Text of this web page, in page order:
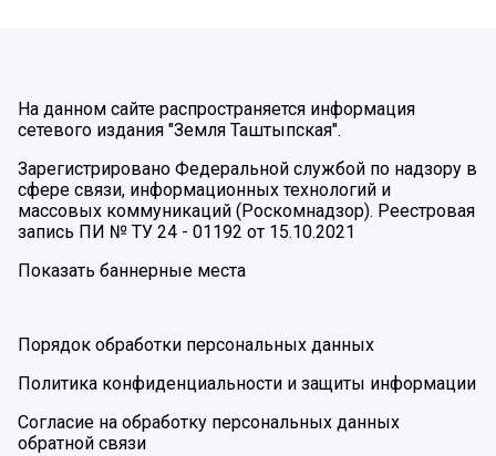
На данном сайте распространяется информация
сетевого издания "Земля Таштыпская".
Зарегистрировано Федеральной службой по надзору в
сфере связи, информационных технологий и
массовых коммуникаций (Роскомнадзор). Реестровая
запись ПИ № ТУ 24 - 01192 от 15.10.2021
Показать баннерные места
Порядок обработки персональных данных
Политика конфиденциальности и защиты информации
Согласие на обработку персональных данных
обратной связи